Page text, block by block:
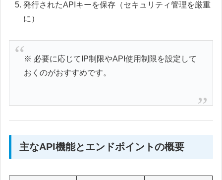
発行されたAPIキーを保存（セキュリティ管理を厳重
に）
※ 必要に応じてIP制限やAPI使用制限を設定して
おくのがおすすめです。
主なAPI機能とエンドポイントの概要